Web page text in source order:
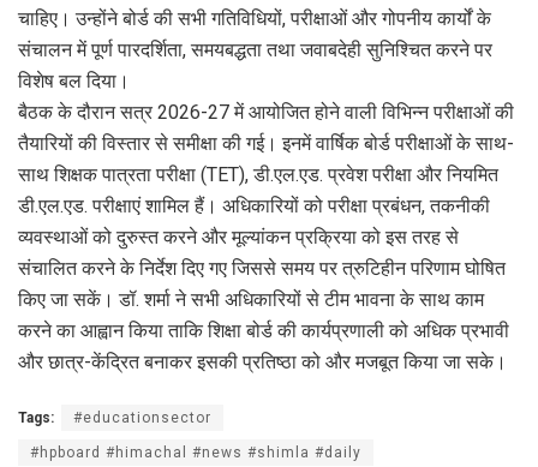
चाहिए। उन्होंने बोर्ड की सभी गतिविधियों, परीक्षाओं और गोपनीय कार्यों के
संचालन में पूर्ण पारदर्शिता, समयबद्धता तथा जवाबदेही सुनिश्चित करने पर
विशेष बल दिया।
बैठक के दौरान सत्र 2026-27 में आयोजित होने वाली विभिन्न परीक्षाओं की
तैयारियों की विस्तार से समीक्षा की गई। इनमें वार्षिक बोर्ड परीक्षाओं के साथ-
साथ शिक्षक पात्रता परीक्षा (TET), डी.एल.एड. प्रवेश परीक्षा और नियमित
डी.एल.एड. परीक्षाएं शामिल हैं। अधिकारियों को परीक्षा प्रबंधन, तकनीकी
व्यवस्थाओं को दुरुस्त करने और मूल्यांकन प्रक्रिया को इस तरह से
संचालित करने के निर्देश दिए गए जिससे समय पर त्रुटिहीन परिणाम घोषित
किए जा सकें। डॉ. शर्मा ने सभी अधिकारियों से टीम भावना के साथ काम
करने का आह्वान किया ताकि शिक्षा बोर्ड की कार्यप्रणाली को अधिक प्रभावी
और छात्र-केंद्रित बनाकर इसकी प्रतिष्ठा को और मजबूत किया जा सके।
Tags: #educationsector
#hpboard #himachal #news #shimla #daily